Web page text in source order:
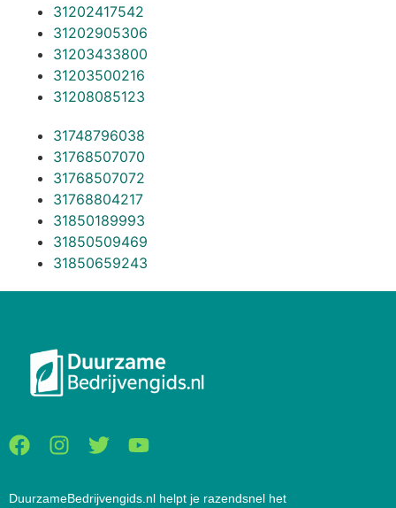
31202417542
31202905306
31203433800
31203500216
31208085123
31748796038
31768507070
31768507072
31768804217
31850189993
31850509469
31850659243
DuurzameBedrijvengids.nl helpt je razendsnel het